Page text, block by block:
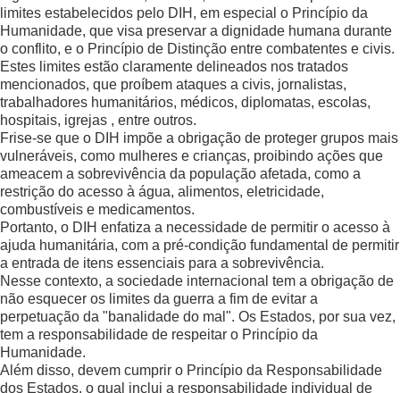
limites estabelecidos pelo DIH, em especial o Princípio da
Humanidade, que visa preservar a dignidade humana durante
o conflito, e o Princípio de Distinção entre combatentes e civis.
Estes limites estão claramente delineados nos tratados
mencionados, que proíbem ataques a civis, jornalistas,
trabalhadores humanitários, médicos, diplomatas, escolas,
hospitais, igrejas , entre outros.
Frise-se que o DIH impõe a obrigação de proteger grupos mais
vulneráveis, como mulheres e crianças, proibindo ações que
ameacem a sobrevivência da população afetada, como a
restrição do acesso à água, alimentos, eletricidade,
combustíveis e medicamentos.
Portanto, o DIH enfatiza a necessidade de permitir o acesso à
ajuda humanitária, com a pré-condição fundamental de permitir
a entrada de itens essenciais para a sobrevivência.
Nesse contexto, a sociedade internacional tem a obrigação de
não esquecer os limites da guerra a fim de evitar a
perpetuação da "banalidade do mal". Os Estados, por sua vez,
tem a responsabilidade de respeitar o Princípio da
Humanidade.
Além disso, devem cumprir o Princípio da Responsabilidade
dos Estados, o qual inclui a responsabilidade individual de